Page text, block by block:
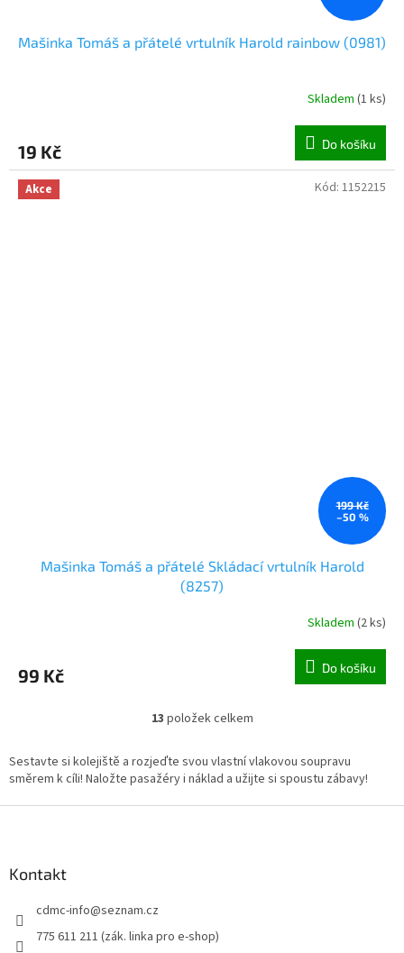
Mašinka Tomáš a přátelé vrtulník Harold rainbow (0981)
Skladem (1 ks)
19 Kč Do košíku
Akce
199 Kč
–50 %
Mašinka Tomáš a přátelé Skládací vrtulník Harold
(8257)
Skladem (2 ks)
99 Kč Do košíku
Kód: 1152215
O
l
á
a
y
v
13 položek celkem
Sestavte si kolejiště a rozjeďte svou vlastní vlakovou soupravu
směrem k cíli! Naložte pasažéry i náklad a užijte si spoustu zábavy!
Kontakt
cdmc-info@seznam.cz
775 611 211 (zák. linka pro e-shop)